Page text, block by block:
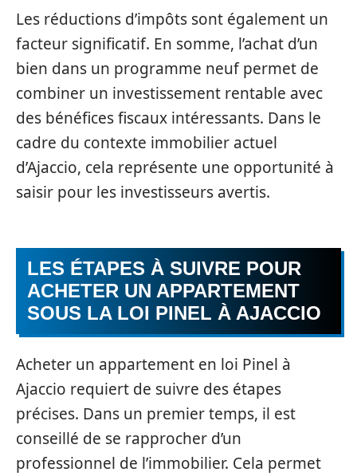
Les réductions d’impôts sont également un
facteur significatif. En somme, l’achat d’un
bien dans un programme neuf permet de
combiner un investissement rentable avec
des bénéfices fiscaux intéressants. Dans le
cadre du contexte immobilier actuel
d’Ajaccio, cela représente une opportunité à
saisir pour les investisseurs avertis.
LES ÉTAPES À SUIVRE POUR
ACHETER UN APPARTEMENT
SOUS LA LOI PINEL À AJACCIO
Acheter un appartement en loi Pinel à
Ajaccio requiert de suivre des étapes
précises. Dans un premier temps, il est
conseillé de se rapprocher d’un
professionnel de l’immobilier. Cela permet